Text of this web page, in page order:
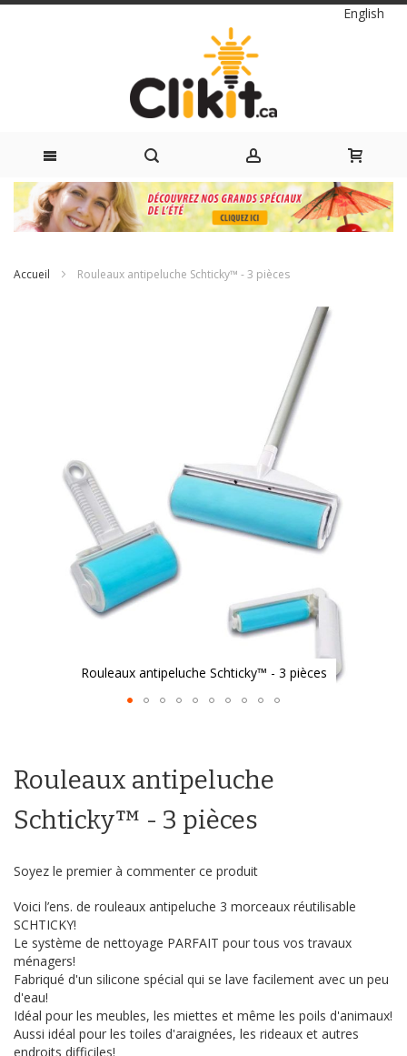
Langue
English
Skip
to
Accueil Rouleaux antipeluche Schticky™ - 3 pièces
Rouleaux antipeluche Schticky™ - 3 pièces
de
la
Galerie
d’images
Rouleaux antipeluche
Schticky™ - 3 pièces
Soyez le premier à commenter ce produit
Voici l’ens. de rouleaux antipeluche 3 morceaux réutilisable
SCHTICKY!
Le système de nettoyage PARFAIT pour tous vos travaux
ménagers!
Fabriqué d'un silicone spécial qui se lave facilement avec un peu
d'eau!
Idéal pour les meubles, les miettes et même les poils d'animaux!
Aussi idéal pour les toiles d'araignées, les rideaux et autres
endroits difficiles!